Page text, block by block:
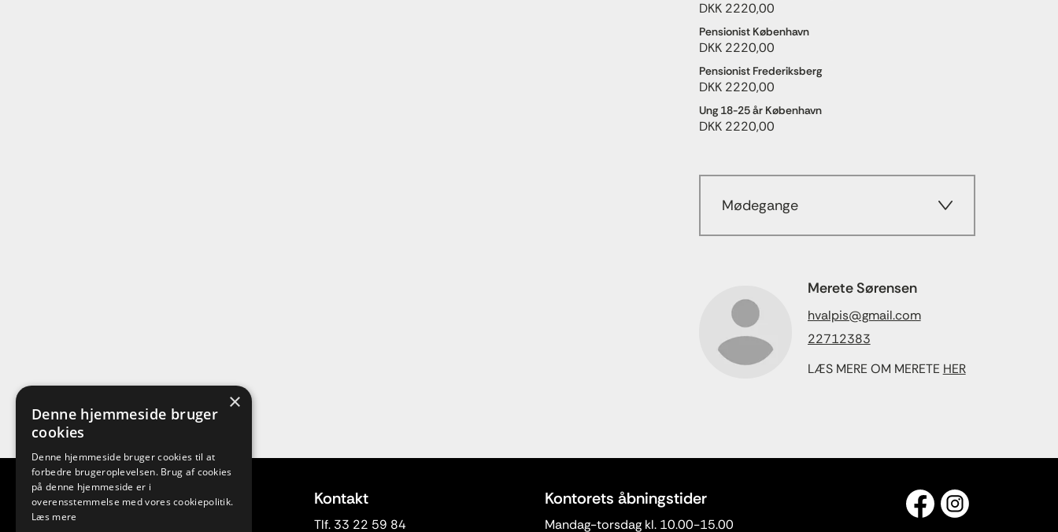
DKK 2220,00
Pensionist København
DKK 2220,00
Pensionist Frederiksberg
DKK 2220,00
Ung 18-25 år København
DKK 2220,00
Mødegange
Merete Sørensen
hvalpis@gmail.com
22712383
LÆS MERE OM MERETE HER
Adresse Kontakt
Tlf. 33 22 59 84
Kontorets åbningstider
Mandag-torsdag kl. 10.00-15.00
×
Denne hjemmeside bruger
cookies
Denne hjemmeside bruger cookies til at
forbedre brugeroplevelsen. Brug af cookies
på denne hjemmeside er i
overensstemmelse med vores cookiepolitik.
Læs mere